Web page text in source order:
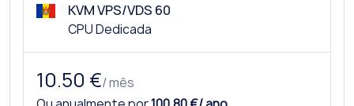
KVM VPS/VDS 60
CPU Dedicada
10.50 €/ mês